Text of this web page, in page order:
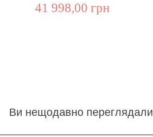
41 998,00 грн
Ви нещодавно переглядали